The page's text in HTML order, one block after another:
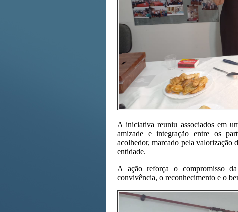
A iniciativa reuniu associados em
amizade e integração entre os
acolhedor, marcado pela valorização
entidade.
A ação reforça o compromisso
convivência, o reconhecimento e o